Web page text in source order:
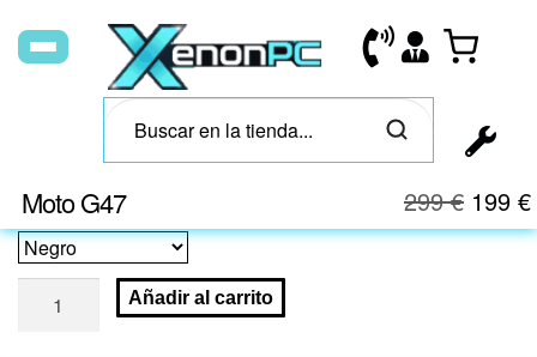
Moto G47 299€ 199 €
Añadir al carrito